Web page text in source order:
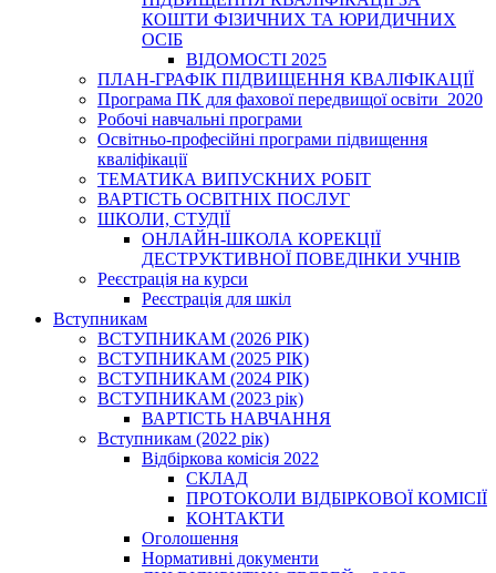
КОШТИ ФІЗИЧНИХ ТА ЮРИДИЧНИХ
ОСІБ
ВІДОМОСТІ 2025
ПЛАН-ГРАФІК ПІДВИЩЕННЯ КВАЛІФІКАЦІЇ
Програма ПК для фахової передвищої освіти_2020
Робочі навчальні програми
Освітньо-професійні програми підвищення
кваліфікації
ТЕМАТИКА ВИПУСКНИХ РОБІТ
ВАРТІСТЬ ОСВІТНІХ ПОСЛУГ
ШКОЛИ, СТУДІЇ
ОНЛАЙН-ШКОЛА КОРЕКЦІЇ
ДЕСТРУКТИВНОЇ ПОВЕДІНКИ УЧНІВ
Реєстрація на курси
Реєстрація для шкіл
Вступникам
ВСТУПНИКАМ (2026 РІК)
ВСТУПНИКАМ (2025 РІК)
ВСТУПНИКАМ (2024 РІК)
ВСТУПНИКАМ (2023 рік)
ВАРТІСТЬ НАВЧАННЯ
Вступникам (2022 рік)
Відбіркова комісія 2022
СКЛАД
ПРОТОКОЛИ ВІДБІРКОВОЇ КОМІСІЇ
КОНТАКТИ
Оголошення
Нормативні документи